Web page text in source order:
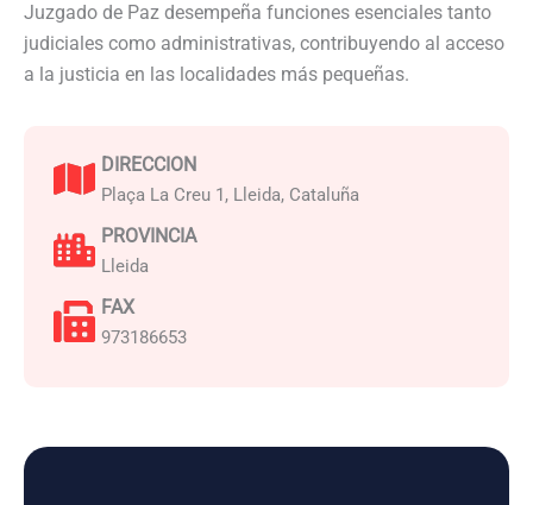
Juzgado de Paz desempeña funciones esenciales tanto
judiciales como administrativas, contribuyendo al acceso
a la justicia en las localidades más pequeñas.
DIRECCION
Plaça La Creu 1, Lleida, Cataluña
PROVINCIA
Lleida
FAX
973186653